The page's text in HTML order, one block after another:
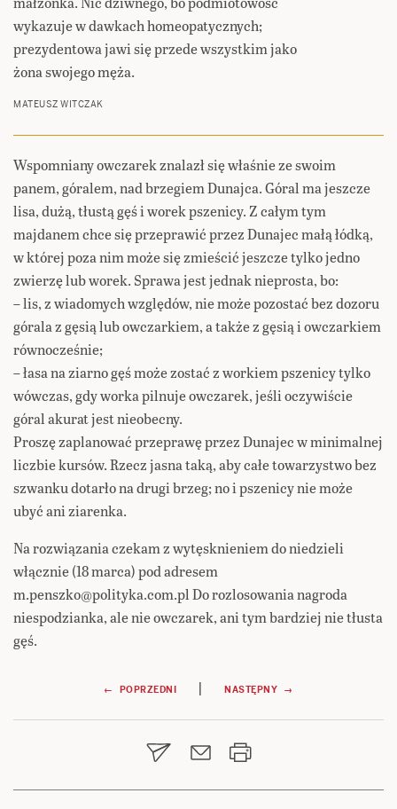
wykazuje w dawkach homeopatycznych;
prezydentowa jawi się przede wszystkim jako
żona swojego męża.
MATEUSZ WITCZAK
Wspomniany owczarek znalazł się właśnie ze swoim
panem, góralem, nad brzegiem Dunajca. Góral ma jeszcze
lisa, dużą, tłustą gęś i worek pszenicy. Z całym tym
majdanem chce się przeprawić przez Dunajec małą łódką,
w której poza nim może się zmieścić jeszcze tylko jedno
zwierzę lub worek. Sprawa jest jednak nieprosta, bo:
– lis, z wiadomych względów, nie może pozostać bez dozoru
górala z gęsią lub owczarkiem, a także z gęsią i owczarkiem
równocześnie;
– łasa na ziarno gęś może zostać z workiem pszenicy tylko
wówczas, gdy worka pilnuje owczarek, jeśli oczywiście
góral akurat jest nieobecny.
Proszę zaplanować przeprawę przez Dunajec w minimalnej
liczbie kursów. Rzecz jasna taką, aby całe towarzystwo bez
szwanku dotarło na drugi brzeg; no i pszenicy nie może
ubyć ani ziarenka.
Na rozwiązania czekam z wytęsknieniem do niedzieli
włącznie (18 marca) pod adresem
m.penszko@polityka.com.pl Do rozlosowania nagroda
niespodzianka, ale nie owczarek, ani tym bardziej nie tłusta
gęś.
Nawigacja
wpisu
← POPRZEDNI | NASTĘPNY →